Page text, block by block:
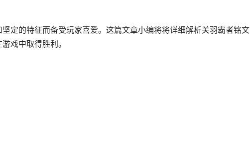
定的特征而备受玩家喜爱。这篇文章小编将将详细解析关羽霸者铭文
戏中取得胜利。